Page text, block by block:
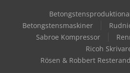
Betongstensmaskiner
Sabroe Kompressor
Ricoh
Rösen & Robbert